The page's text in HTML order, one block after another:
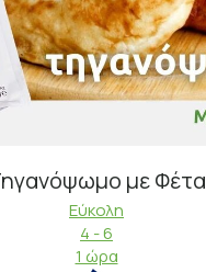
με Φέτα
Εύκολη
4 - 6
1 ώρα